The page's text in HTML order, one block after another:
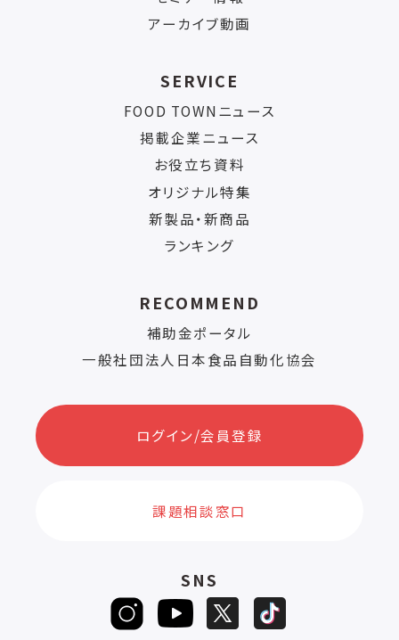
アーカイブ動画
SERVICE
FOOD TOWNニュース
掲載企業ニュース
お役立ち資料
オリジナル特集
新製品・新商品
ランキング
RECOMMEND
補助金ポータル
一般社団法人日本食品自動化協会
ログイン/会員登録
課題相談窓口
SNS